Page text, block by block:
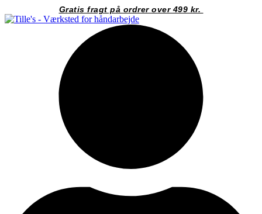
til
Gratis fragt på ordrer over 499 kr.